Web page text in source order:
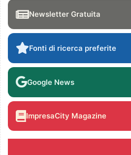
Newsletter Gratuita
Fonti di ricerca preferite
Google News
ImpresaCity Magazine